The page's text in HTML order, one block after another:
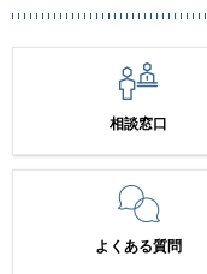
相談窓口
よくある質問